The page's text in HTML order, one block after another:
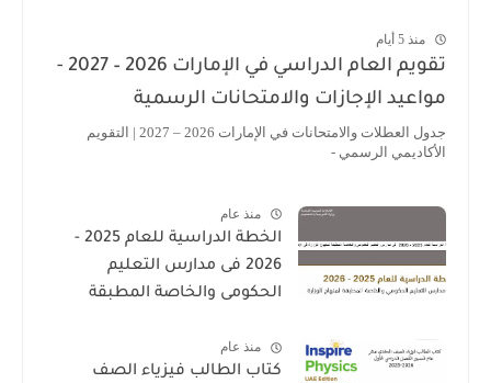
منذ 5 أيام
تقويم العام الدراسي في الإمارات 2026 – 2027 -
مواعيد الإجازات والامتحانات الرسمية
جدول العطلات والامتحانات في الإمارات 2026 – 2027 | التقويم
الأكاديمي الرسمي -
منذ عام
الخطة الدراسية للعام 2025 -
2026 فى مدارس التعليم
الحكومى والخاصة المطبقة
منذ عام
كتاب الطالب فيزياء الصف